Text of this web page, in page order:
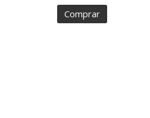
Comprar